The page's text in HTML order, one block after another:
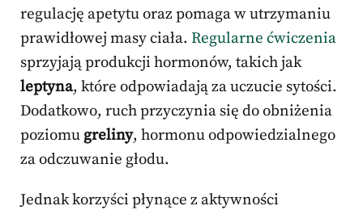
regulację apetytu oraz pomaga w utrzymaniu
prawidłowej masy ciała. Regularne ćwiczenia
sprzyjają produkcji hormonów, takich jak
leptyna, które odpowiadają za uczucie sytości.
Dodatkowo, ruch przyczynia się do obniżenia
poziomu greliny, hormonu odpowiedzialnego
za odczuwanie głodu.
Jednak korzyści płynące z aktywności